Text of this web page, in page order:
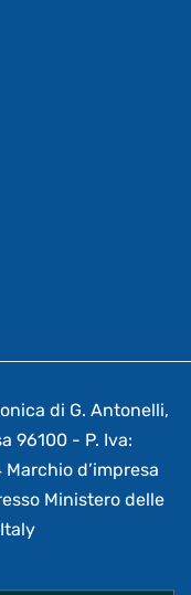
di G. Antonelli,
96100 - P. Iva:
d’impresa
Ministero delle